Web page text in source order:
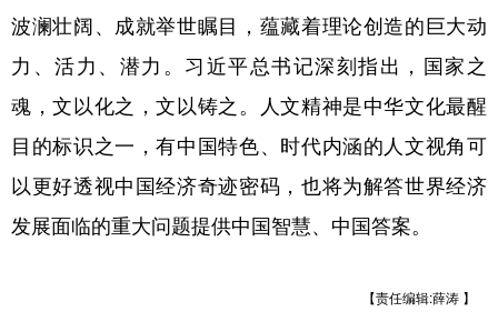
波澜壮阔、成就举世瞩目，蕴藏着理论创造的巨大动
力、活力、潜力。习近平总书记深刻指出，国家之
魂，文以化之，文以铸之。人文精神是中华文化最醒
目的标识之一，有中国特色、时代内涵的人文视角可
以更好透视中国经济奇迹密码，也将为解答世界经济
发展面临的重大问题提供中国智慧、中国答案。
【责任编辑:薛涛 】